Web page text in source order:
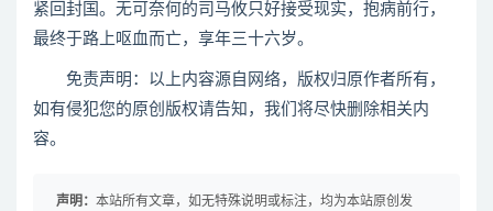
紧回封国。无可奈何的司马攸只好接受现实，抱病前行，
最终于路上呕血而亡，享年三十六岁。
免责声明：以上内容源自网络，版权归原作者所有，
如有侵犯您的原创版权请告知，我们将尽快删除相关内
容。
声明： 本站所有文章，如无特殊说明或标注，均为本站原创发